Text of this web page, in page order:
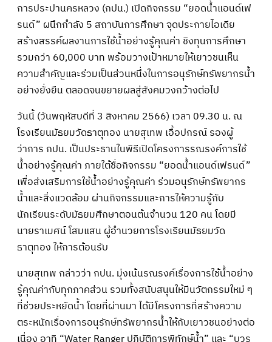
การประปานครหลวง (กปน.) เปิดกิจกรรม “ยอดน้ำแอนด์เฟ
รนด์” ผนึกกำลัง 5 สถาบันการศึกษา จุดประกายไอเดีย
สร้างสรรค์ผลงานการใช้น้ำอย่างรู้คุณค่า ชิงทุนการศึกษา
รวมกว่า 60,000 บาท พร้อมวางเป้าหมายให้เยาวชนเห็น
ความสำคัญและร่วมเป็นส่วนหนึ่งในการอนุรักษ์ทรัพยากรน้ำ
อย่างยั่งยืน ตลอดจนขยายผลสู่สังคมวงกว้างต่อไป
วันนี้ (วันพฤหัสบดีที่ 3 สิงหาคม 2566) เวลา 09.30 น. ณ
โรงเรียนมัธยมวัดธาตุทอง นายสุเทพ เอื้อปกรณ์ รองผู้
ว่าการ กปน. เป็นประธานในพิธีเปิดโครงการรณรงค์การใช้
น้ำอย่างรู้คุณค่า ภายใต้ชื่อกิจกรรม “ยอดน้ำแอนด์เฟรนด์”
เพื่อส่งเสริมการใช้น้ำอย่างรู้คุณค่า ร่วมอนุรักษ์ทรัพยากร
น้ำและสิ่งแวดล้อม ผ่านกิจกรรมและการให้ความรู้กับ
นักเรียนระดับมัธยมศึกษาตอนต้นจำนวน 120 คน โดยมี
นายราเมศน์ โสมแสน ผู้อำนวยการโรงเรียนมัธยมวัด
ธาตุทอง ให้การต้อนรับ
นายสุเทพ กล่าวว่า กปน. มุ่งเน้นรณรงค์เรื่องการใช้น้ำอย่าง
รู้คุณค่ากับทุกภาคส่วน รวมทั้งสนับสนุนให้มีนวัตกรรมใหม่ ๆ
ที่ช่วยประหยัดน้ำ โดยที่ผ่านมา ได้มีโครงการที่สร้างความ
ตระหนักเรื่องการอนุรักษ์ทรัพยากรน้ำให้กับเยาวชนอย่างต่อ